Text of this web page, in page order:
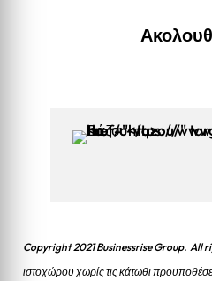
Copyright 2021 Businessrise Group. All
ιστοχώρου χωρίς τις κάτωθι